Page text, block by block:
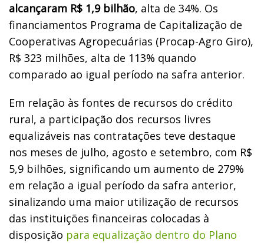
alcançaram R$ 1,9 bilhão, alta de 34%. Os
financiamentos Programa de Capitalização de
Cooperativas Agropecuárias (Procap-Agro Giro),
R$ 323 milhões, alta de 113% quando
comparado ao igual período na safra anterior.
Em relação às fontes de recursos do crédito
rural, a participação dos recursos livres
equalizáveis nas contratações teve destaque
nos meses de julho, agosto e setembro, com R$
5,9 bilhões, significando um aumento de 279%
em relação a igual período da safra anterior,
sinalizando uma maior utilização de recursos
das instituições financeiras colocadas à
disposição para equalização dentro do Plano